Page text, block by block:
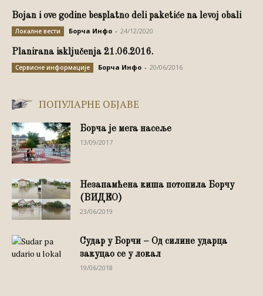
Bojan i ove godine besplatno deli paketiće na levoj obali
Локалне вести Борча Инфо - 24/12/2020
Planirana isključenja 21.06.2016.
Сервисне информације Борча Инфо - 20/06/2016
ПОПУЛАРНЕ ОБЈАВЕ
Борча је мега насеље
13/09/2017
Незапамћена киша потопила Борчу
(ВИДЕО)
23/06/2019
Судар у Борчи – Од силине ударца
закуцао се у локал
19/06/2018